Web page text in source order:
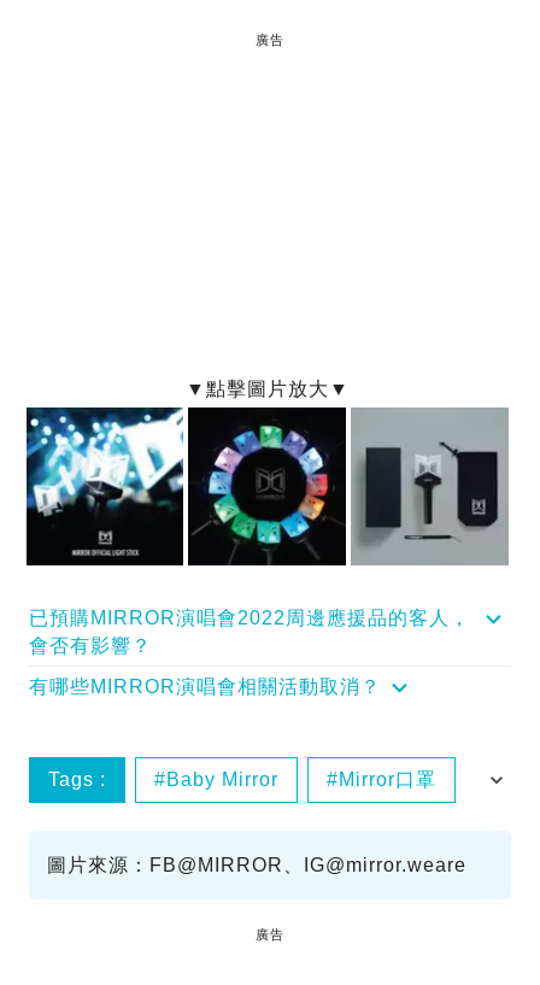
廣告
已預購MIRROR演唱會2022周邊應援品的客人，
會否有影響？
有哪些MIRROR演唱會相關活動取消？
Tags : Baby Mirror Mirror口罩
圖片來源：FB@MIRROR、
IG@mirror.weare
廣告